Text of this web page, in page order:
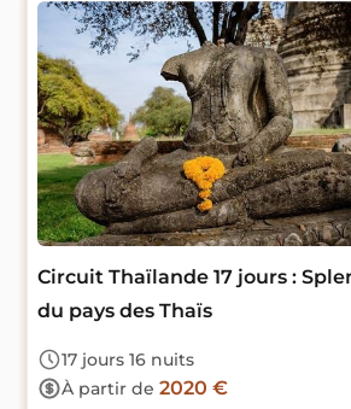
Circuit Thaïlande 17 jours :
du pays des Thaïs
17 jours 16 nuits
À partir de 2020 €